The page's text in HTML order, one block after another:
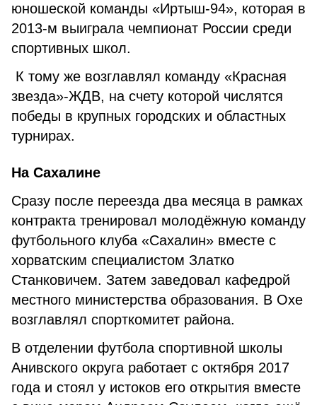
юношеской команды «Иртыш-94», которая в
2013-м выиграла чемпионат России среди
спортивных школ.
К тому же возглавлял команду «Красная
звезда»-ЖДВ, на счету которой числятся
победы в крупных городских и областных
турнирах.
На Сахалине
Сразу после переезда два месяца в рамках
контракта тренировал молодёжную команду
футбольного клуба «Сахалин» вместе с
хорватским специалистом Златко
Станковичем. Затем заведовал кафедрой
местного министерства образования. В Охе
возглавлял спорткомитет района.
В отделении футбола спортивной школы
Анивского округа работает с октября 2017
года и стоял у истоков его открытия вместе